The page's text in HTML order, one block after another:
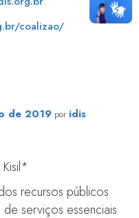
coalizao/
de 2019 por idis
recursos públicos
serviços essenciais